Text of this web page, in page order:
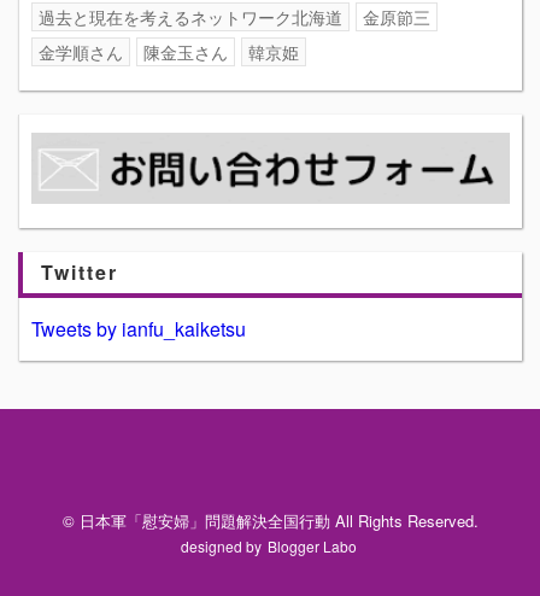
過去と現在を考えるネットワーク北海道
金原節三
金学順さん
陳金玉さん 韓京姫
Twitter
Tweets by ianfu_kaiketsu
© 日本軍「慰安婦」問題解決全国行動 All Rights Reserved.
designed by Blogger Labo